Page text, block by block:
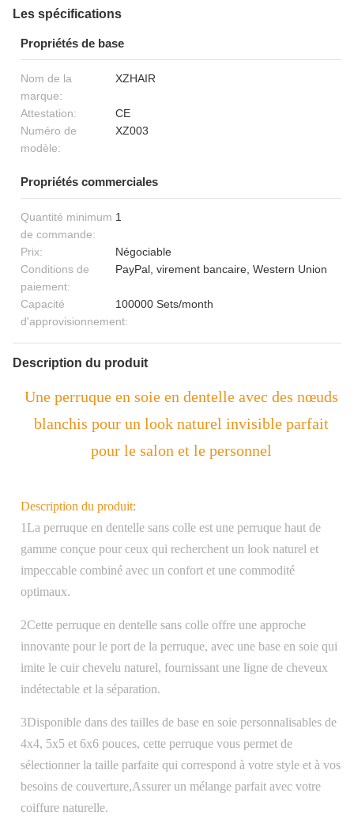
Les spécifications
Propriétés de base
Nom de la
marque:
XZHAIR
Attestation:
CE
Numéro de
modèle:
XZ003
Propriétés commerciales
Quantité minimum
de commande:
1
Prix:
Négociable
Conditions de
paiement:
PayPal, virement bancaire, Western Union
Capacité
d'approvisionnement:
100000 Sets/month
Description du produit
Une perruque en soie en dentelle avec des nœuds
blanchis pour un look naturel invisible parfait
pour le salon et le personnel
Description du produit:
1La perruque en dentelle sans colle est une perruque haut de
gamme conçue pour ceux qui recherchent un look naturel et
impeccable combiné avec un confort et une commodité
optimaux.
2Cette perruque en dentelle sans colle offre une approche
innovante pour le port de la perruque, avec une base en soie qui
imite le cuir chevelu naturel, fournissant une ligne de cheveux
indétectable et la séparation.
3Disponible dans des tailles de base en soie personnalisables de
4x4, 5x5 et 6x6 pouces, cette perruque vous permet de
sélectionner la taille parfaite qui correspond à votre style et à vos
besoins de couverture,Assurer un mélange parfait avec votre
coiffure naturelle.